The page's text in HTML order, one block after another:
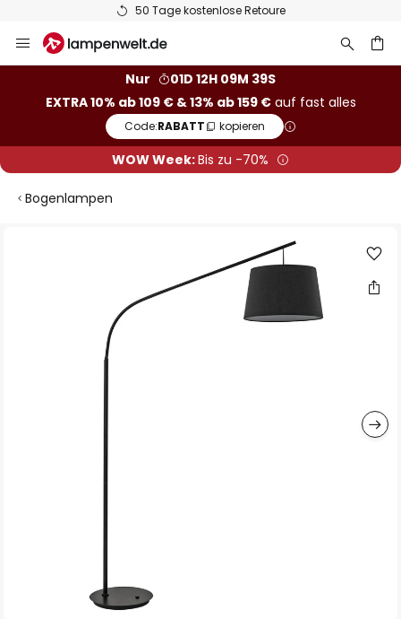
50 Tage kostenlose Retoure
Inhalt
Nur
01D 12H 09M 38S
EXTRA 10% ab 109 € & 13% ab 159 €auf fast alles
Code:RABATT kopieren
WOW Week:Bis zu -70%
Bogenlampen